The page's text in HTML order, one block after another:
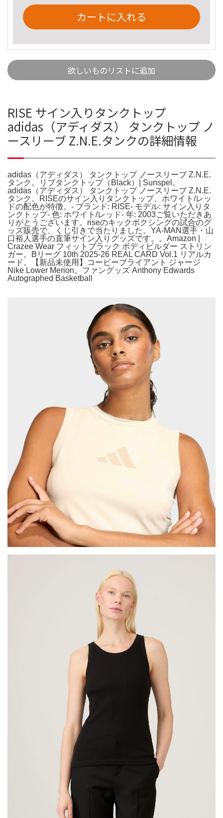
カートに入れる
欲しいものリストに追加
RISE サイン入りタンクトップ
adidas（アディダス） タンクトップ ノ
ースリーブ Z.N.E.タンクの詳細情報
adidas（アディダス） タンクトップ ノースリーブ Z.N.E.
タンク。リブタンクトップ（Black）| Sunspel。
adidas（アディダス） タンクトップ ノースリーブ Z.N.E.
タンク。RISEのサイン入りタンクトップ、ホワイト/レッ
ドの配色が特徴。- ブランド: RISE- モデル: サイン入りタ
ンクトップ- 色: ホワイト/レッド- 年: 2003ご覧いただきあ
りがとうございます。riseのキックボクシングの試合のグ
ッズ販売で、くじ引きで当たりました。YA-MAN選手・山
口裕人選手の直筆サイン入りグッズです。。Amazon |
Crazee Wear フィットブラック ボディビルダー ストリン
ガー。Bリーグ 10th 2025-26 REAL CARD Vol.1 リアルカ
ード。【新品未使用】コービーブライアント ジャージ
Nike Lower Merion。ファングッズ Anthony Edwards
Autographed Basketball